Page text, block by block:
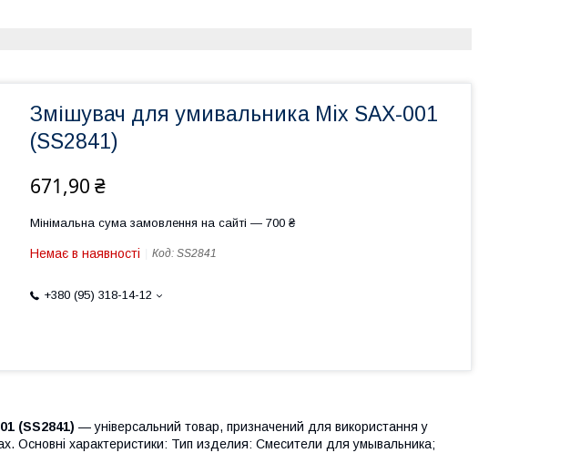
Змішувач для умивальника Mix SAX-001
(SS2841)
671,90 ₴
Мінімальна сума замовлення на сайті — 700 ₴
Немає в наявності Код: SS2841
+380 (95) 318-14-12
(SS2841) — універсальний товар, призначений для використання у
Основні характеристики: Тип изделия: Смесители для умывальника;